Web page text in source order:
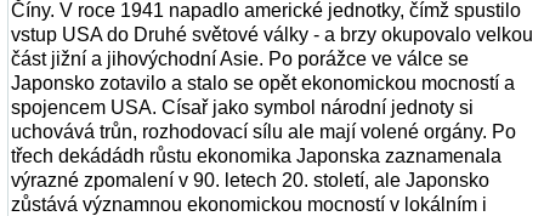
Číny. V roce 1941 napadlo americké jednotky, čímž spustilo
vstup USA do Druhé světové války - a brzy okupovalo velkou
část jižní a jihovýchodní Asie. Po porážce ve válce se
Japonsko zotavilo a stalo se opět ekonomickou mocností a
spojencem USA. Císař jako symbol národní jednoty si
uchovává trůn, rozhodovací sílu ale mají volené orgány. Po
třech dekádádh růstu ekonomika Japonska zaznamenala
výrazné zpomalení v 90. letech 20. století, ale Japonsko
zůstává významnou ekonomickou mocností v lokálním i